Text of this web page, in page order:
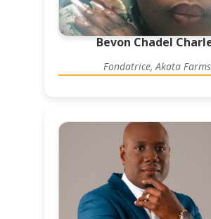
Bevon Chadel
Fondatrice, Akata Farms